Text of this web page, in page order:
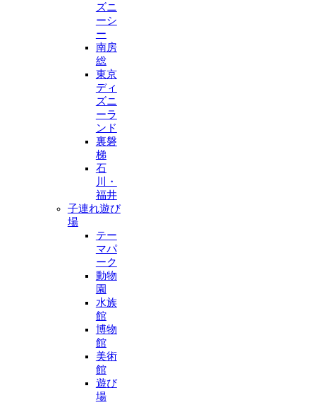
ズニ
ーシ
ー
南房
総
東京
ディ
ズニ
ーラ
ンド
裏磐
梯
石
川・
福井
子連れ遊び
場
テー
マパ
ーク
動物
園
水族
館
博物
館
美術
館
遊び
場